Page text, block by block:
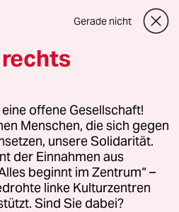
dieses Krieges stoppen
Waffenstillstand für ein
Ziel halten.""
in einem langen Krieg &
Sieg alles andere als sicher
sich Chancen aus, durch
Brutalität gegen die
das zu erreichen, was ihm
dem 24. Februar nicht
Gerade nicht
offene Gesellschaft!
Menschen, die sich gegen
unsere Solidarität.
der Einnahmen aus
beginnt im Zentrum“ –
linke Kulturzentren
Sind Sie dabei?